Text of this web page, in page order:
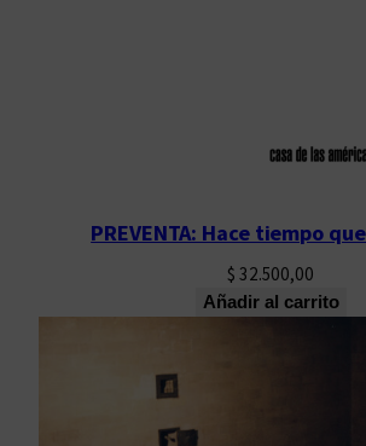
PREVENTA: Hace tiempo
$ 32.500,00
Añadir al carrito